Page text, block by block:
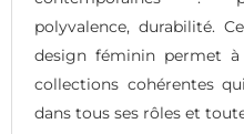
polyvalence, durabilité.
design féminin permet à
collections cohérentes
dans tous ses rôles et